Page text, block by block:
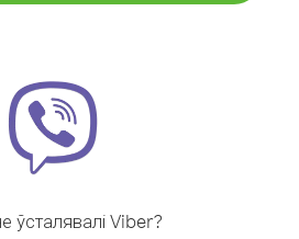
ўсталявалі Viber?